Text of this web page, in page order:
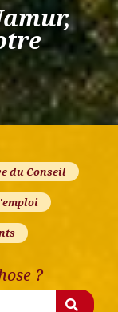
du Conseil
?